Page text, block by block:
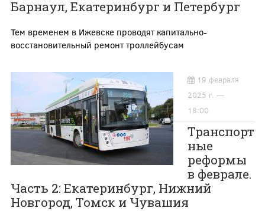
Барнаул, Екатеринбург и Петербург
Тем временем в Ижевске проводят капитально-
восстановительный ремонт троллейбусам
19 февраля
2025 г. —
18:00
Транспорт
ные
реформы
в феврале.
Часть 2: Екатеринбург, Нижний
Новгород, Томск и Чувашия